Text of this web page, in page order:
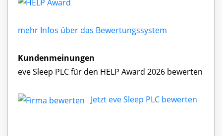
mehr Infos über das Bewertungssystem
Kundenmeinungen
eve Sleep PLC für den HELP Award 2026 bewerten
Jetzt eve Sleep PLC bewerten